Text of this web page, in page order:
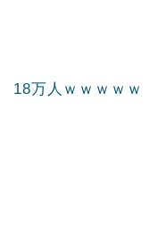
18万人ｗｗｗｗｗ